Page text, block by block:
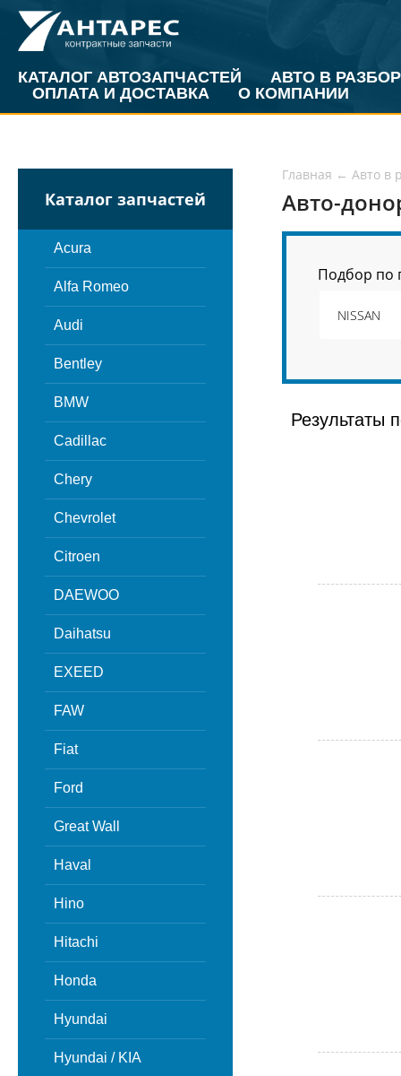
КАТАЛОГ АВТОЗАПЧАСТЕЙ
АВТО В РАЗБОР
ОПЛАТА И ДОСТАВКА
О КОМПАНИИ
Каталог запчастей
Acura
Alfa Romeo
Audi
Bentley
BMW
Cadillac
Chery
Chevrolet
Citroen
DAEWOO
Daihatsu
EXEED
FAW
Fiat
Ford
Great Wall
Haval
Hino
Hitachi
Honda
Hyundai
Hyundai / KIA
Главная ← Авто в
Авто-
Подбор по
Результаты